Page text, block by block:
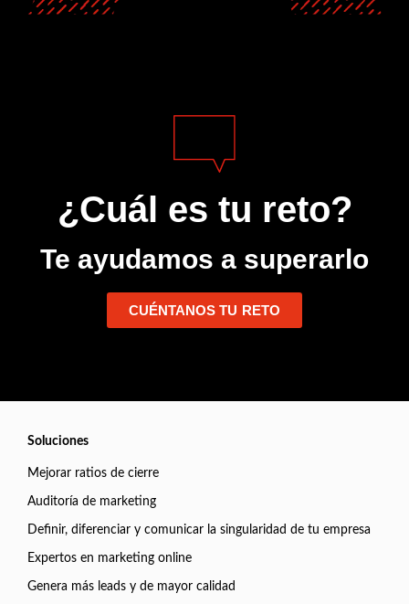
¿Cuál es tu reto?
Te ayudamos a superarlo
CUÉNTANOS TU RETO
Soluciones
Mejorar ratios de cierre
Auditoría de marketing
Definir, diferenciar y comunicar la singularidad de tu empresa
Expertos en marketing online
Genera más leads y de mayor calidad